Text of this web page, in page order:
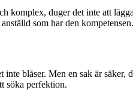
duger det inte att
som har den
blåser. Men en sak är
söka perfektion.